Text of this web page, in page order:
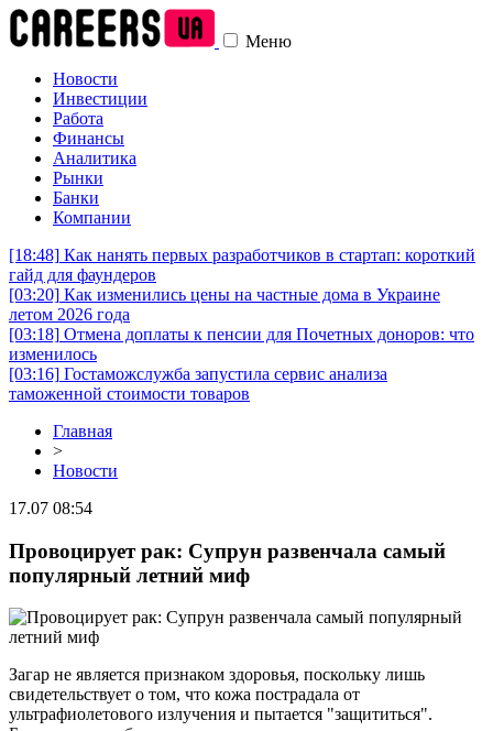
Меню
Новости
Инвестиции
Работа
Финансы
Аналитика
Рынки
Банки
Компании
[18:48] Как нанять первых разработчиков в стартап: короткий
гайд для фаундеров
[03:20] Как изменились цены на частные дома в Украине
летом 2026 года
[03:18] Отмена доплаты к пенсии для Почетных доноров: что
изменилось
[03:16] Гостаможслужба запустила сервис анализа
таможенной стоимости товаров
Главная
>
Новости
17.07 08:54
Провоцирует рак: Супрун развенчала самый
популярный летний миф
Загар не является признаком здоровья, поскольку лишь
свидетельствует о том, что кожа пострадала от
ультрафиолетового излучения и пытается "защититься".